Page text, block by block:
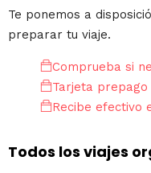
Te ponemos a
preparar tu viaje.
Comprueba si
Tarjeta
Recibe efectivo
Todos los viajes